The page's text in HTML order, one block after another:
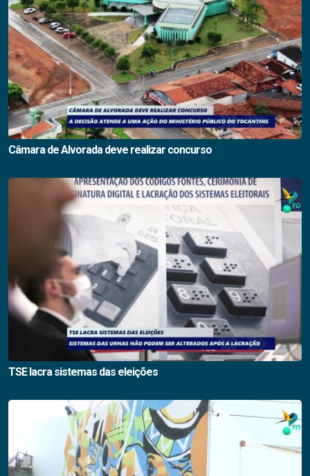
Câmara de Alvorada deve realizar concurso
TSE lacra sistemas das eleições